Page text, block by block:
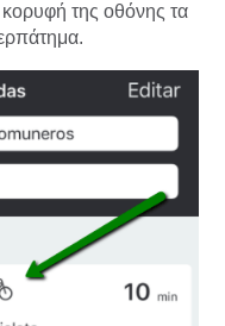
κορυφή της οθόνης τα